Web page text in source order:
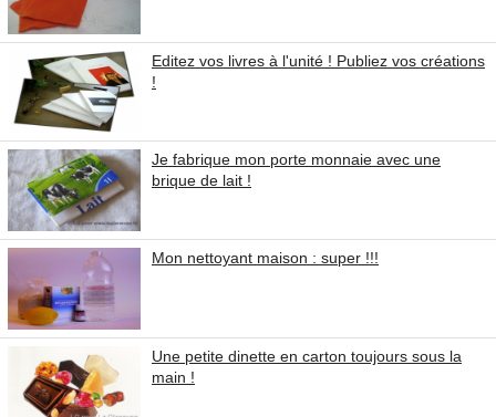
Editez vos livres à l'unité ! Publiez vos créations
!
Je fabrique mon porte monnaie avec une
brique de lait !
Mon nettoyant maison : super !!!
Une petite dinette en carton toujours sous la
main !